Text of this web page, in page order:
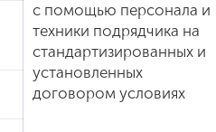
с помощью персонала и
техники подрядчика на
стандартизированных и
установленных
договором условиях